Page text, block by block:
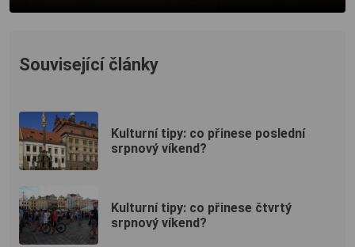
Související články
Kulturní tipy: co přinese poslední
srpnový víkend?
Kulturní tipy: co přinese čtvrtý
srpnový víkend?